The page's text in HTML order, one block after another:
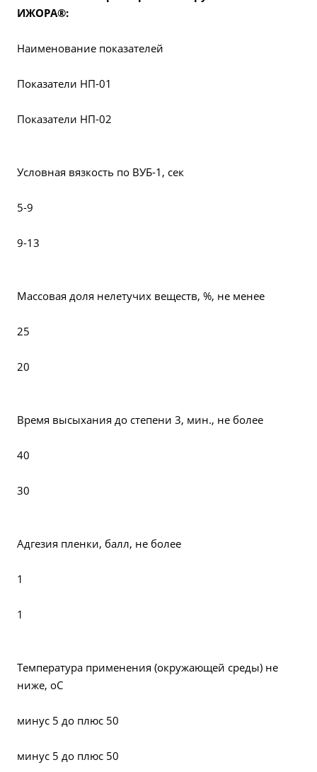
ИЖОРА®:
Наименование показателей
Показатели НП-01
Показатели НП-02
Условная вязкость по ВУБ-1, сек
5-9
9-13
Массовая доля нелетучих веществ, %, не менее
25
20
Время высыхания до степени 3, мин., не более
40
30
Адгезия пленки, балл, не более
1
1
Температура применения (окружающей среды) не
ниже, оС
минус 5 до плюс 50
минус 5 до плюс 50